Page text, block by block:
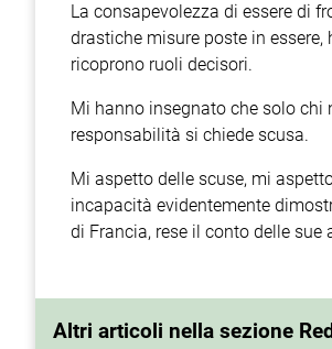
La consapevolezza di essere di
drastiche misure poste in
ricoprono ruoli decisori.
Mi hanno insegnato che solo chi
responsabilità si chiede scusa.
Mi aspetto delle scuse, mi
incapacità evidentemente
di Francia, rese il conto delle
Altri articoli nella sezione